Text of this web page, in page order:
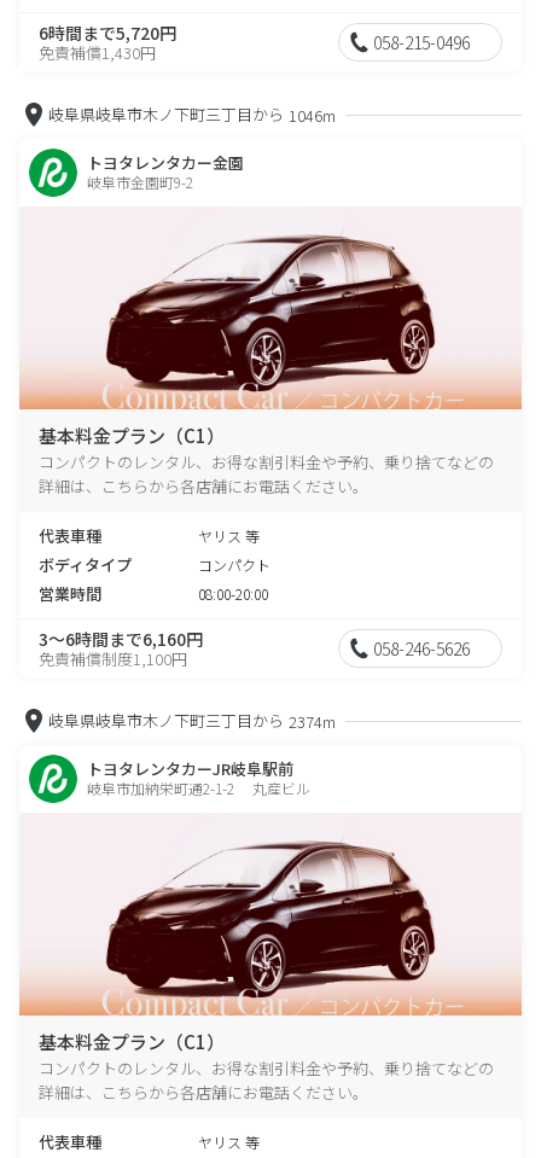
6時間まで5,720円
免責補償1,430円 058-215-0496
岐阜県岐阜市木ノ下町三丁目から 1046m
トヨタレンタカー金園
岐阜市金園町9-2
基本料金プラン（C1）
コンパクトのレンタル、お得な割引料金や予約、乗り捨てなどの
詳細は、こちらから各店舗にお電話ください。
代表車種 ヤリス 等
ボディタイプ コンパクト
営業時間 08:00-20:00
3～6時間まで6,160円
免責補償制度1,100円 058-246-5626
岐阜県岐阜市木ノ下町三丁目から 2374m
トヨタレンタカーJR岐阜駅前
岐阜市加納栄町通2-1-2 丸産ビル
基本料金プラン（C1）
コンパクトのレンタル、お得な割引料金や予約、乗り捨てなどの
詳細は、こちらから各店舗にお電話ください。
代表車種 ヤリス 等